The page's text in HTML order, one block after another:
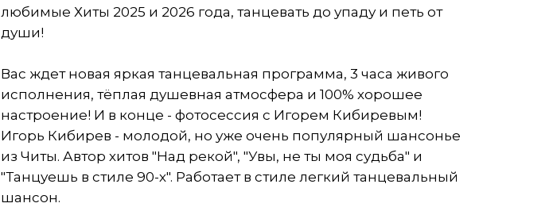
любимые Хиты 2025 и 2026 года, танцевать до упаду и петь от
души!
Вас ждет новая яркая танцевальная программа, 3 часа живого
исполнения, тёплая душевная атмосфера и 100% хорошее
настроение! И в конце - фотосессия с Игорем Кибиревым!
Игорь Кибирев - молодой, но уже очень популярный шансонье
из Читы. Автор хитов "Над рекой", "Увы, не ты моя судьба" и
"Танцуешь в стиле 90-х". Работает в стиле легкий танцевальный
шансон.